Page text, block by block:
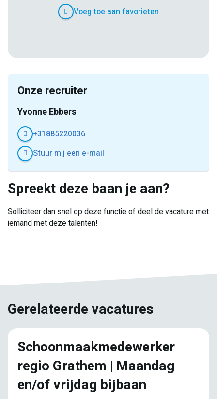
Voeg toe aan favorieten
Onze recruiter
Yvonne Ebbers
+31885220036
Stuur mij een e-mail
Spreekt deze baan je aan?
Solliciteer dan snel op deze functie of deel de vacature met
iemand met deze talenten!
Gerelateerde vacatures
Schoonmaakmedewerker
regio Grathem | Maandag
en/of vrijdag bijbaan